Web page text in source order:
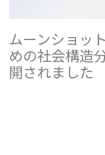
ムーンショッ
めの社会構造
開されました